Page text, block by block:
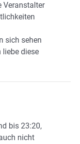
Veranstalter
sich sehen
liebe diese
bis 23:20,
nicht